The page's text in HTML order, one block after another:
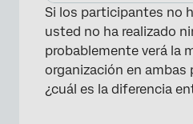
Si los participantes no
usted no ha realizado
probablemente verá la
organización en ambas
¿cuál es la diferencia